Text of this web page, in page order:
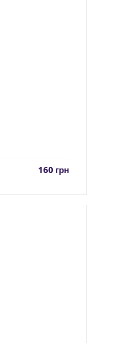
160 грн